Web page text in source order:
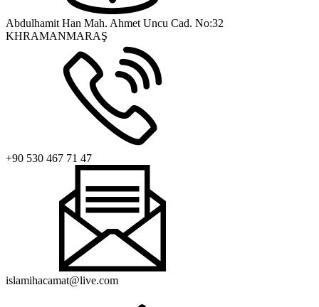
Abdulhamit Han Mah. Ahmet Uncu Cad. No:32
KHRAMANMARAŞ
+90 530 467 71 47
islamihacamat@live.com